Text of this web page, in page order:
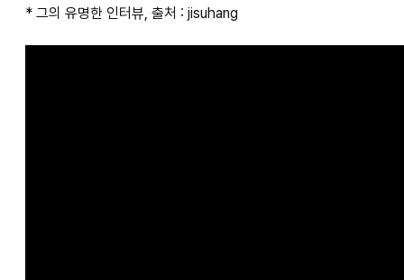
* 그의 유명한 인터뷰, 출처 : jisuhang